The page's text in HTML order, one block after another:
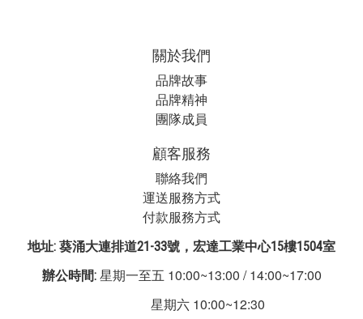
關於我們
品牌故事
品牌精神
團隊成員
顧客服務
聯絡我們
運送服務方式
付款服務方式
地址: 葵涌大連排道21-33號，宏達工業中心15樓1504室
辦公時間: 星期一至五 10:00~13:00 / 14:00~17:00
星期六 10:00~12:30